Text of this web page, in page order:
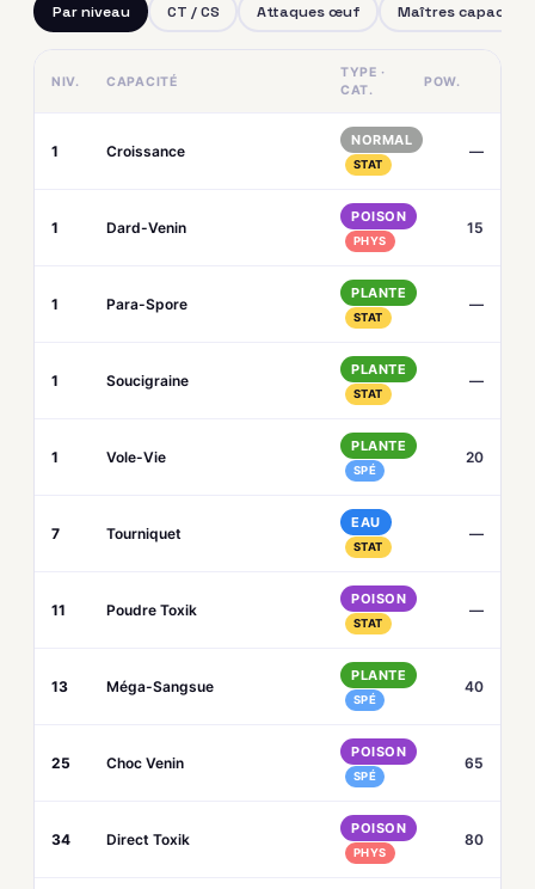
Par niveau CT / CS Attaques œuf Maîtres capacités
NIV. CAPACITÉ
TYPE ·
CAT.
POW.
1 Croissance
NORMAL
STAT
—
1 Dard-Venin
POISON
PHYS
15
1 Para-Spore
PLANTE
STAT
—
1 Soucigraine
PLANTE
STAT
—
1 Vole-Vie
PLANTE
SPÉ
20
7 Tourniquet
EAU
STAT
—
11 Poudre Toxik
POISON
STAT
—
13 Méga-Sangsue
PLANTE
SPÉ
40
25 Choc Venin
POISON
SPÉ
65
34 Direct Toxik
POISON
PHYS
80